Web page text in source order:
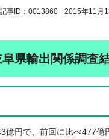
記事ID：0013860 2015年11月
県輸出関係調査
億円で、前回に比べ477億